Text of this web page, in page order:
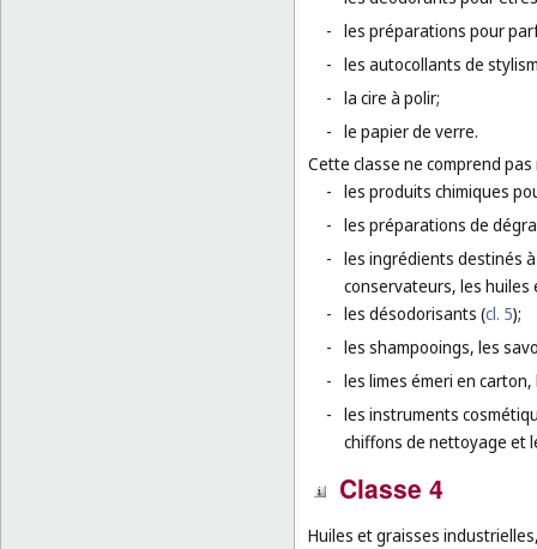
- les préparations pour
- les autocollants de
- la cire à polir;
- le papier de verre.
Cette classe ne comprend
- les produits chimiques
- les préparations de
- les ingrédients destinés
conservateurs, les
- les désodorisants (cl. 5);
- les shampooings, les
- les limes émeri en
- les instruments
chiffons de nettoyage et
Classe 4
Huiles et graisses